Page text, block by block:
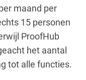
maand per
15 personen
ProofHub
het aantal
tot alle functies.